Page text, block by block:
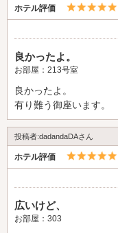
ホテル評価
良かったよ。
お部屋：213号室
良かったよ。
有り難う御座います。
投稿者:dadandaDAさん
ホテル評価
広いけど、
お部屋：303